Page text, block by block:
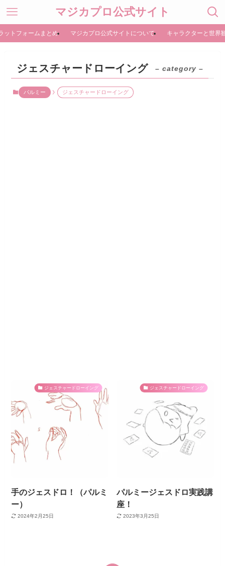
マジカプロ公式サイト
ットフォームまとめ マジカプロ公式サイトについて キャラクターと世界
ジェスチャードローイング – category –
パルミー ジェスチャードローイング
ジェスチャードローイング
手のジェスドロ！（パルミ
ー）
2024年2月25日
ジェスチャードローイング
パルミージェスドロ実践講
座！
2023年3月25日